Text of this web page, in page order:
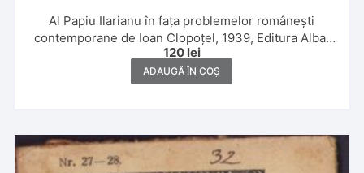
Al Papiu Ilarianu în fața problemelor românești
contemporane de Ioan Clopoțel, 1939, Editura Alba,
Alba Iulia
120 lei
ADAUGĂ ÎN COȘ